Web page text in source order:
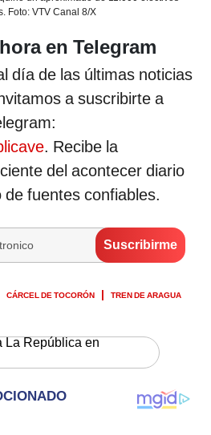
Foto: VTV Canal 8/X
en Telegram
día de las últimas noticias
a suscribirte a
. Recibe la
del acontecer diario
fuentes confiables.
CÁRCEL DE TOCORÓN
TREN DE ARAGUA
La República en